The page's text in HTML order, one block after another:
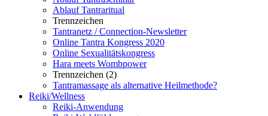
Ablauf Tantraritual
Trennzeichen
Tantranetz / Connection-Newsletter
Online Tantra Kongress 2020
Online Sexualitätskongress
Hara meets Wombpower
Trennzeichen (2)
Tantramassage als alternative Heilmethode?
Reiki/Wellness
Reiki-Anwendung